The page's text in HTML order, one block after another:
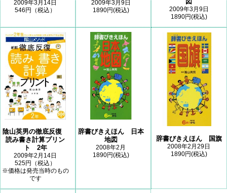
2009年3月14日
546円（税込）
2009年3月9日
1890円(税込)
2009年3月9日
1890円(税込)
陰山英男の徹底反復
読み書き計算プリン
ト 2年
2009年2月14日
525円（税込）
※価格は発売当時のもの
です
辞書びきえほん 日本
地図
2008年2月
1890円(税込)
辞書びきえほん 国旗
2008年2月29日
1890円(税込)